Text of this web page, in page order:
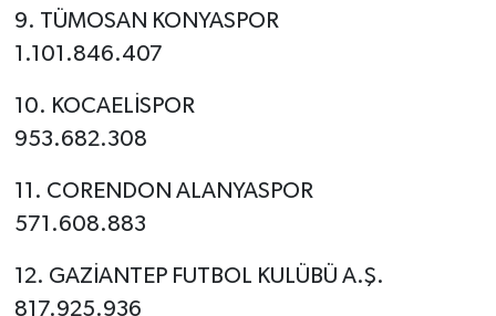
9. TÜMOSAN KONYASPOR
1.101.846.407
10. KOCAELİSPOR
953.682.308
11. CORENDON ALANYASPOR
571.608.883
12. GAZİANTEP FUTBOL KULÜBÜ A.Ş.
817.925.936